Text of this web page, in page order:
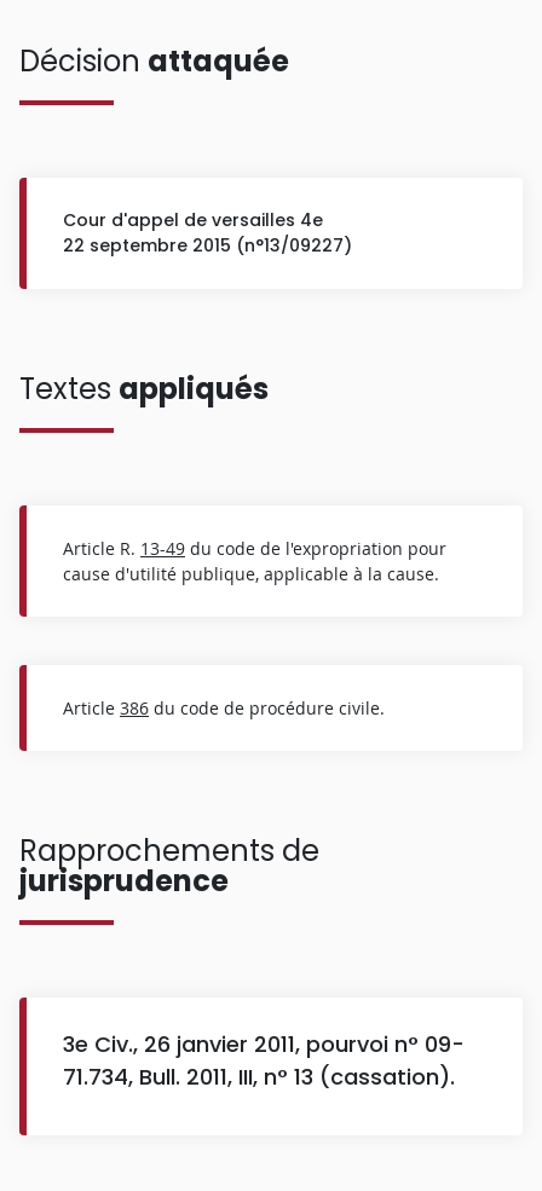
Décision attaquée
Cour d'appel de versailles 4e
22 septembre 2015 (n°13/09227)
Textes appliqués
Article R. 13-49 du code de l'expropriation pour
cause d'utilité publique, applicable à la cause.
Article 386 du code de procédure civile.
Rapprochements de
jurisprudence
3e Civ., 26 janvier 2011, pourvoi n° 09-
71.734, Bull. 2011, III, n° 13 (cassation).